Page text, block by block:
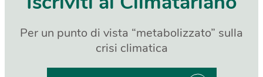
Per un punto di vista “metabolizzato” sulla
crisi climatica